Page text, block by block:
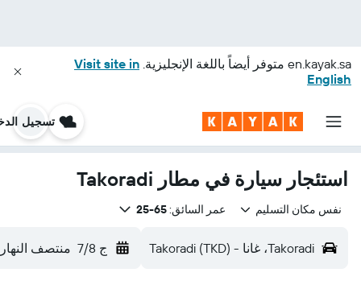
en.kayak.sa متوفر أيضاً باللغة الإنجليزية. Visit site in
English
تسجيل
استئجار سيارة في مطار Takoradi
نفس مكان التسليم عمر السائق:65-25
Takoradi، غانا - Takoradi (TKD) ج 7/8 منتصف النهار